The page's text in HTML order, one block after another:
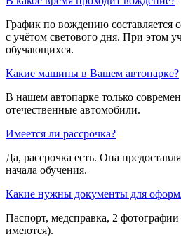
График по вождению составляется
с учётом светового дня. При этом
обучающихся.
Какие машины в Вашем автопарке?
В нашем автопарке только
отечественные автомобили.
Имеется ли рассрочка?
Да, рассрочка есть. Она
начала обучения.
Какие нужны документы для
Паспорт, медсправка, 2
имеются).